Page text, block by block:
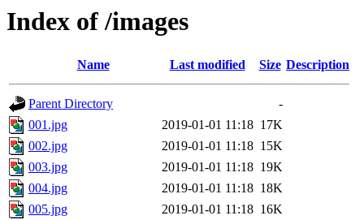
Index of /images
Name Last modified Size Description
Parent Directory
-
001.jpg
2019-01-01 11:18 17K
002.jpg
2019-01-01 11:18 15K
003.jpg
2019-01-01 11:18 19K
004.jpg
2019-01-01 11:18 18K
005.jpg
2019-01-01 11:18 16K